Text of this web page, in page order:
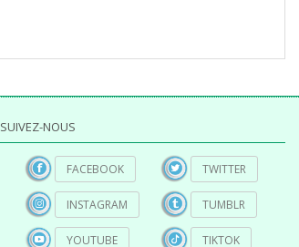
SUIVEZ-NOUS
FACEBOOK
INSTAGRAM
YOUTUBE
TWITTER
TUMBLR
TIKTOK